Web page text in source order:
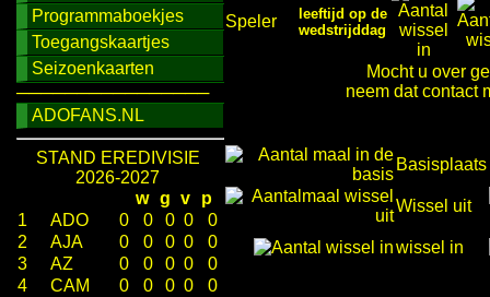
Programmaboekjes
Toegangskaartjes
Seizoenkaarten
────────────────
ADOFANS.NL
STAND EREDIVISIE
2026-2027
w g v
p
1
ADO 0 0 0 0
0
2
AJA 0 0 0 0
0
3
AZ 0 0 0 0
0
4
CAM 0 0 0 0
0
Speler
leeftijd op de
wedstrijddag
Mocht u over
neem dat contact
Basisplaats
Wissel uit
wissel in